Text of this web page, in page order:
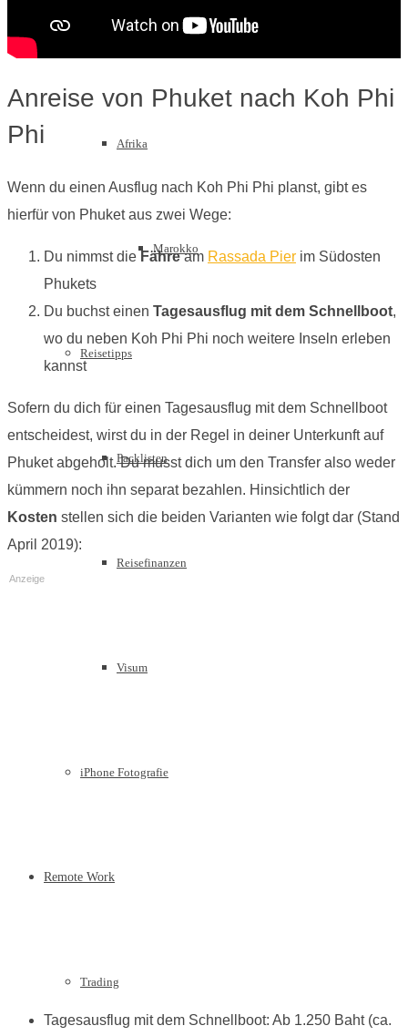
Sri Lanka
Afrika
Marokko
Reisetipps
Packlisten
Reisefinanzen
Visum
iPhone Fotografie
Remote Work
Trading
Anreise von Phuket nach Koh Phi
Phi
Wenn du einen Ausflug nach Koh Phi Phi planst, gibt es
hierfür von Phuket aus zwei Wege:
Du nimmst die Fähream Rassada Pier im Südosten
Phukets
Du buchst einen Tagesausflug mit dem Schnellboot,
wo du neben Koh Phi Phi noch weitere Inseln erleben
kannst
Sofern du dich für einen Tagesausflug mit dem Schnellboot
entscheidest, wirst du in der Regel in deiner Unterkunft auf
Phuket abgeholt. Du musst dich um den Transfer also weder
kümmern noch ihn separat bezahlen. Hinsichtlich der
Kosten stellen sich die beiden Varianten wie folgt dar (Stand
April 2019):
Anzeige
Tagesausflug mit dem Schnellboot: Ab 1.250 Baht (ca.